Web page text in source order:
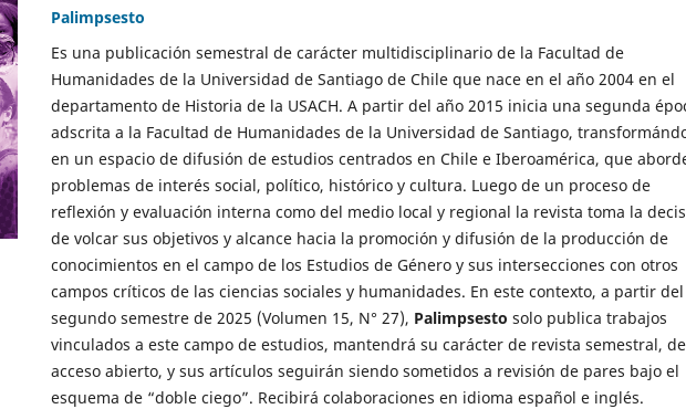
Palimpsesto
Es una publicación semestral de carácter multidisciplinario de la Facultad de
Humanidades de la Universidad de Santiago de Chile que nace en el año 2004 en el
departamento de Historia de la USACH. A partir del año 2015 inicia una segunda
adscrita a la Facultad de Humanidades de la Universidad de Santiago,
en un espacio de difusión de estudios centrados en Chile e Iberoamérica, que
problemas de interés social, político, histórico y cultura. Luego de un proceso de
reflexión y evaluación interna como del medio local y regional la revista toma la
de volcar sus objetivos y alcance hacia la promoción y difusión de la producción de
conocimientos en el campo de los Estudios de Género y sus intersecciones con otros
campos críticos de las ciencias sociales y humanidades. En este contexto, a partir del
segundo semestre de 2025 (Volumen 15, N° 27), Palimpsesto solo publica trabajos
vinculados a este campo de estudios, mantendrá su carácter de revista semestral, de
acceso abierto, y sus artículos seguirán siendo sometidos a revisión de pares bajo el
esquema de “doble ciego”. Recibirá colaboraciones en idioma español e inglés.